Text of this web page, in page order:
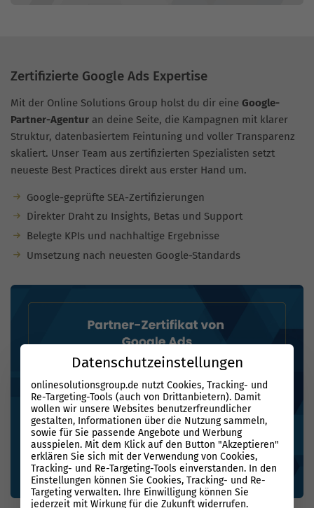
Zertifizierte Google Ads Expertise
Mit der Online Solutions Group holst du dir eine Google-
Partner-Agentur an deine Seite, die Kampagnen mit klarer
Struktur, datenbasiertem Feintuning und voller Transparenz
skaliert. Unser Team aus zertifizierten Spezialisten setzt
neueste Best Practices direkt aus erster Hand um.
Google-geprüfte SEA-Zertifizierungen
Direkter Draht zu Insights, Betas und Support
Belegte KPIs und nachhaltige Ergebnisse
Umsetzung nach neuesten Google-Standards
Datenschutzeinstellungen
onlinesolutionsgroup.de nutzt Cookies, Tracking- und
Re-Targeting-Tools (auch von Drittanbietern). Damit
wollen wir unsere Websites benutzerfreundlicher
gestalten, Informationen über die Nutzung sammeln,
sowie für Sie passende Angebote und Werbung
ausspielen. Mit dem Klick auf den Button "Akzeptieren"
erklären Sie sich mit der Verwendung von Cookies,
Tracking- und Re-Targeting-Tools einverstanden. In den
Einstellungen können Sie Cookies, Tracking- und Re-
Targeting verwalten. Ihre Einwilligung können Sie
jederzeit mit Wirkung für die Zukunft widerrufen.